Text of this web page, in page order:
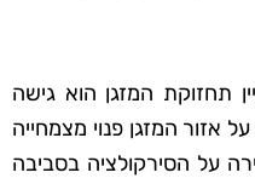
תחזוקת המזגן הוא גישה
אזור המזגן פנוי מצמחייה
על הסירקולציה בסביבה